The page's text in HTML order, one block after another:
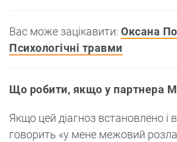
Вас може зацікавити: Оксана
Психологічні травми
Що робити, якщо у партнера
Якщо цей діагноз встановлено і
говорить «у мене межовий